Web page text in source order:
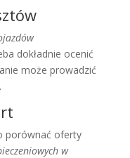
dokładnie ocenić
może prowadzić
porównać oferty
w